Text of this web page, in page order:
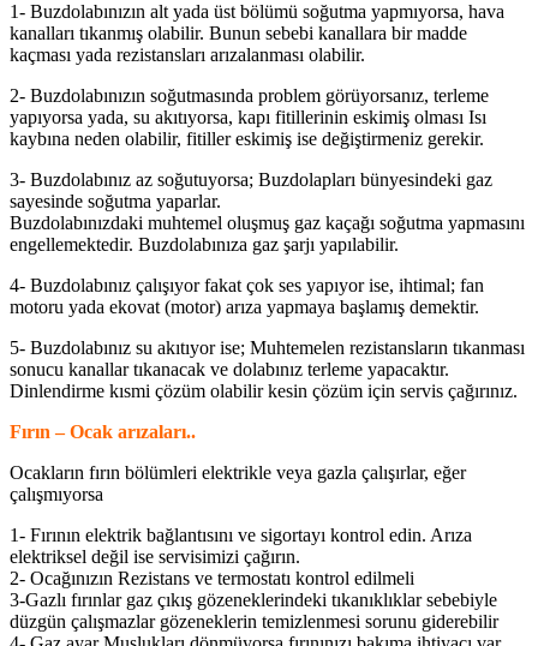
1- Buzdolabınızın alt yada üst bölümü soğutma yapmıyorsa, hava
kanalları tıkanmış olabilir. Bunun sebebi kanallara bir madde
kaçması yada rezistansları arızalanması olabilir.
2- Buzdolabınızın soğutmasında problem görüyorsanız, terleme
yapıyorsa yada, su akıtıyorsa, kapı fitillerinin eskimiş olması Isı
kaybına neden olabilir, fitiller eskimiş ise değiştirmeniz gerekir.
3- Buzdolabınız az soğutuyorsa; Buzdolapları bünyesindeki gaz
sayesinde soğutma yaparlar.
Buzdolabınızdaki muhtemel oluşmuş gaz kaçağı soğutma yapmasını
engellemektedir. Buzdolabınıza gaz şarjı yapılabilir.
4- Buzdolabınız çalışıyor fakat çok ses yapıyor ise, ihtimal; fan
motoru yada ekovat (motor) arıza yapmaya başlamış demektir.
5- Buzdolabınız su akıtıyor ise; Muhtemelen rezistansların tıkanması
sonucu kanallar tıkanacak ve dolabınız terleme yapacaktır.
Dinlendirme kısmi çözüm olabilir kesin çözüm için servis çağırınız.
Fırın – Ocak arızaları..
Ocakların fırın bölümleri elektrikle veya gazla çalışırlar, eğer
çalışmıyorsa
1- Fırının elektrik bağlantısını ve sigortayı kontrol edin. Arıza
elektriksel değil ise servisimizi çağırın.
2- Ocağınızın Rezistans ve termostatı kontrol edilmeli
3-Gazlı fırınlar gaz çıkış gözeneklerindeki tıkanıklıklar sebebiyle
düzgün çalışmazlar gözeneklerin temizlenmesi sorunu giderebilir